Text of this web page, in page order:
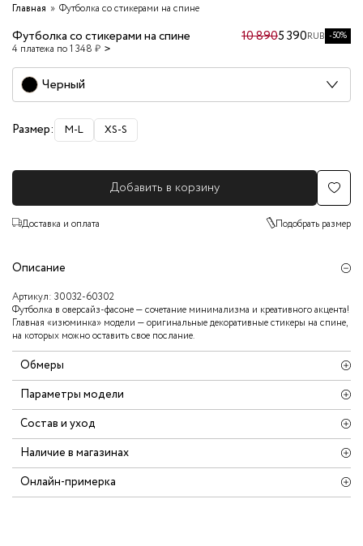
Главная Футболка со стикерами на спине
Футболка со стикерами на спине
4 платежа по 1 348 ₽
10 8905 390RUB -50%
Черный
Размер: M-L XS-S
Добавить в корзину
Доставка и оплата Подобрать размер
Описание
Артикул: 30032-60302
Футболка в оверсайз-фасоне — сочетание минимализма и креативного акцента!
Главная «изюминка» модели — оригинальные декоративные стикеры на спине,
на которых можно оставить свое послание.
Обмеры
Параметры модели
Состав и уход
Наличие в магазинах
Онлайн-примерка